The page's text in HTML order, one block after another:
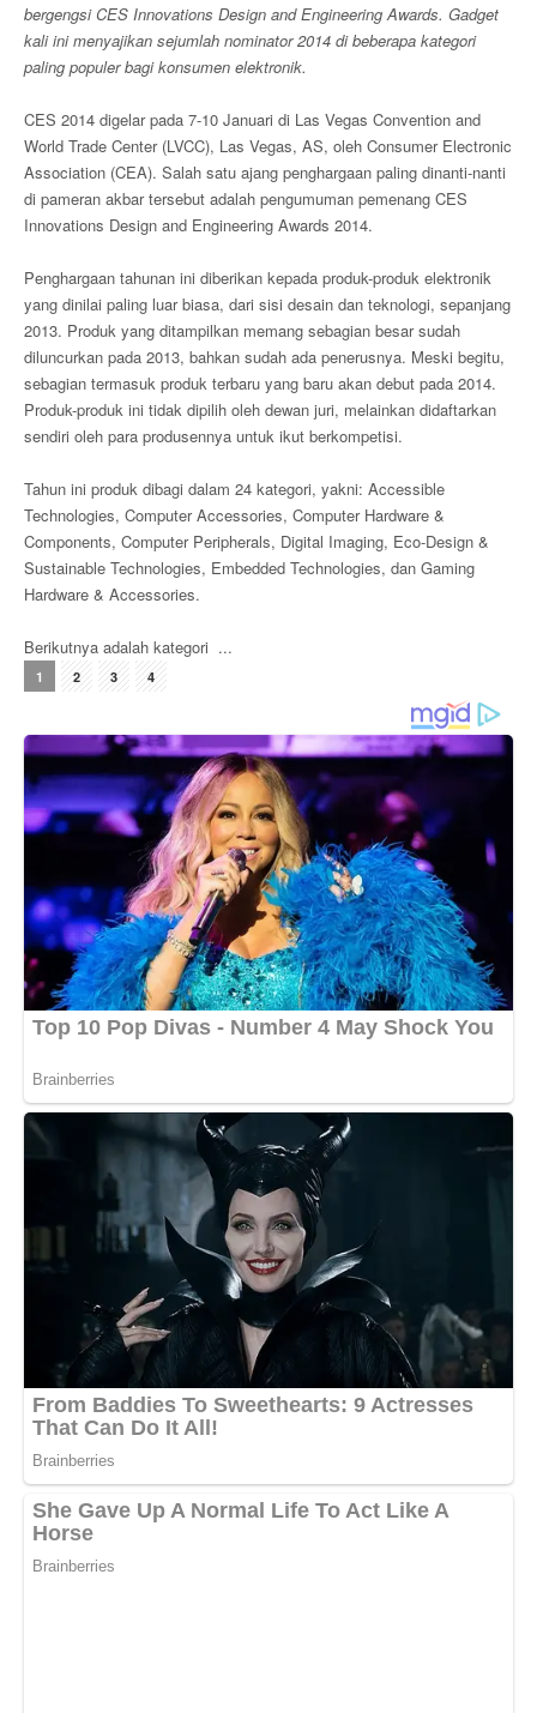
bergengsi CES Innovations Design and Engineering Awards. Gadget
kali ini menyajikan sejumlah nominator 2014 di beberapa kategori
paling populer bagi konsumen elektronik.
CES 2014 digelar pada 7-10 Januari di Las Vegas Convention and
World Trade Center (LVCC), Las Vegas, AS, oleh Consumer Electronic
Association (CEA). Salah satu ajang penghargaan paling dinanti-nanti
di pameran akbar tersebut adalah pengumuman pemenang CES
Innovations Design and Engineering Awards 2014.
Penghargaan tahunan ini diberikan kepada produk-produk elektronik
yang dinilai paling luar biasa, dari sisi desain dan teknologi, sepanjang
2013. Produk yang ditampilkan memang sebagian besar sudah
diluncurkan pada 2013, bahkan sudah ada penerusnya. Meski begitu,
sebagian termasuk produk terbaru yang baru akan debut pada 2014.
Produk-produk ini tidak dipilih oleh dewan juri, melainkan didaftarkan
sendiri oleh para produsennya untuk ikut berkompetisi.
Tahun ini produk dibagi dalam 24 kategori, yakni: Accessible
Technologies, Computer Accessories, Computer Hardware &
Components, Computer Peripherals, Digital Imaging, Eco-Design &
Sustainable Technologies, Embedded Technologies, dan Gaming
Hardware & Accessories.
Berikutnya adalah kategori ...
1 2 3 4